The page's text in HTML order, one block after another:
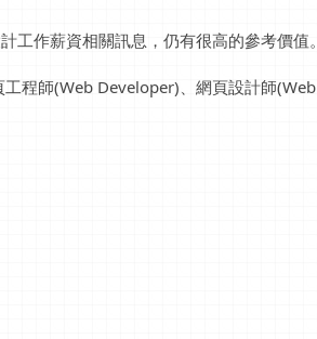
作薪資相關訊息，仍有很高的參考價值。
程師(Web Developer)、網頁設計師(Web